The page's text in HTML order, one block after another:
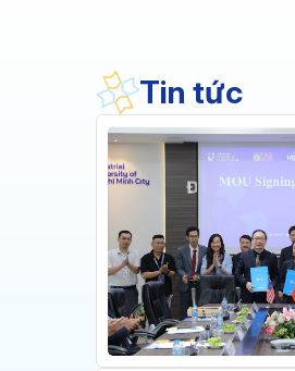
Tin tức